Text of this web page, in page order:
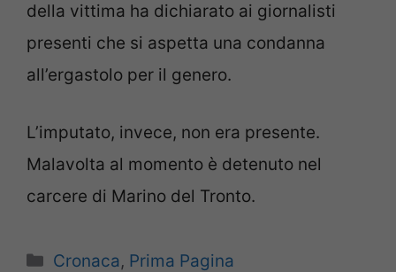
della vittima ha dichiarato ai giornalisti
presenti che si aspetta una condanna
all’ergastolo per il genero.
L’imputato, invece, non era presente.
Malavolta al momento è detenuto nel
carcere di Marino del Tronto.
Categorie
Cronaca, Prima Pagina